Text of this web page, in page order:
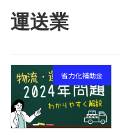
運送業
省力化補助金